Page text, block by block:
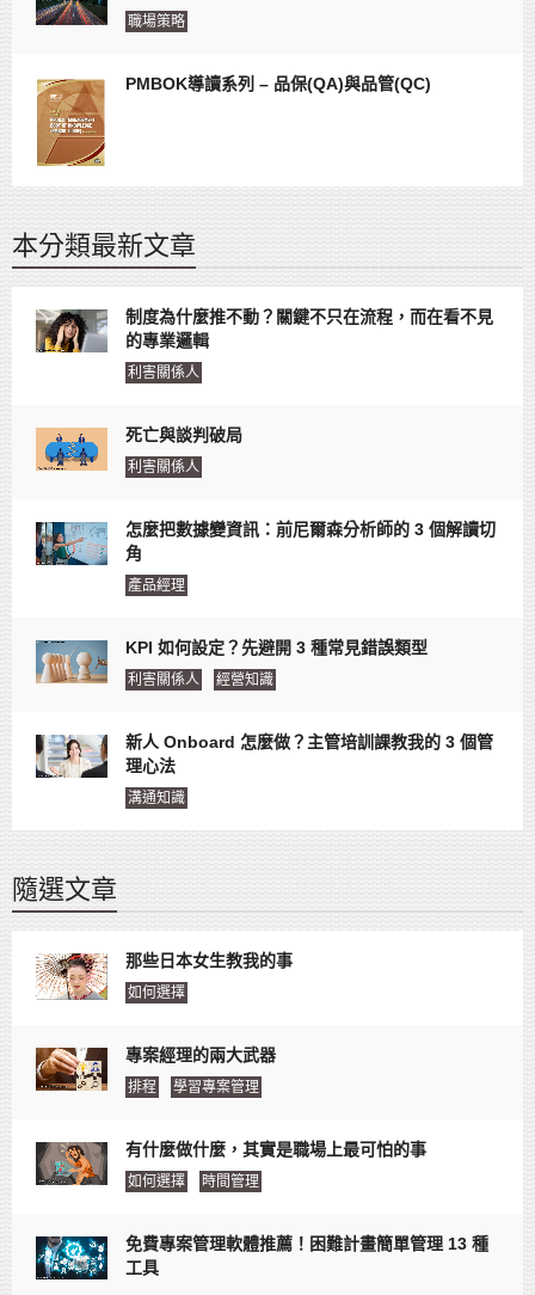
職場策略
PMBOK導讀系列 – 品保(QA)與品管(QC)
本分類最新文章
制度為什麼推不動？關鍵不只在流程，而在看不見
的專業邏輯
利害關係人
死亡與談判破局
利害關係人
怎麼把數據變資訊：前尼爾森分析師的 3 個解讀切
角
產品經理
KPI 如何設定？先避開 3 種常見錯誤類型
利害關係人 經營知識
新人 Onboard 怎麼做？主管培訓課教我的 3 個管
理心法
溝通知識
隨選文章
那些日本女生教我的事
如何選擇
專案經理的兩大武器
排程 學習專案管理
有什麼做什麼，其實是職場上最可怕的事
如何選擇 時間管理
免費專案管理軟體推薦！困難計畫簡單管理 13 種
工具